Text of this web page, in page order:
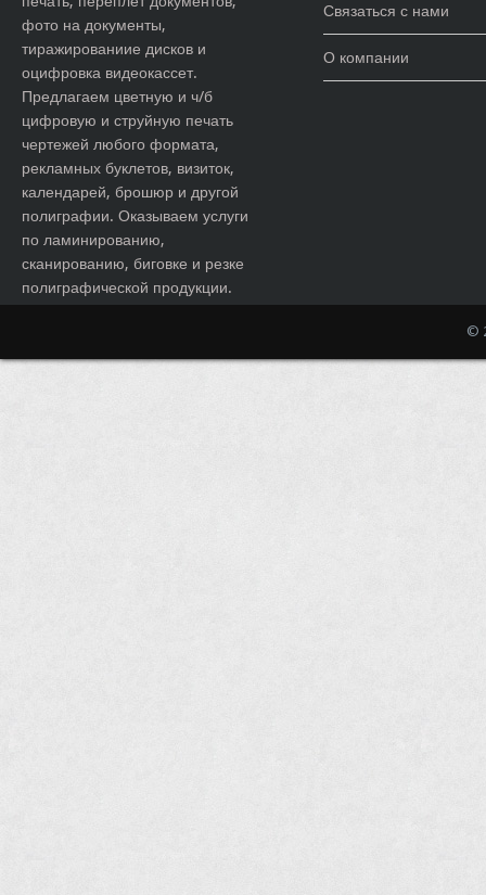
фото на документы,
тиражированиие дисков и
оцифровка видеокассет.
Предлагаем цветную и ч/б
цифровую и струйную печать
чертежей любого формата,
рекламных буклетов, визиток,
календарей, брошюр и другой
полиграфии. Оказываем услуги
по ламинированию,
сканированию, биговке и резке
полиграфической продукции.
Связаться с нами
О компании
©